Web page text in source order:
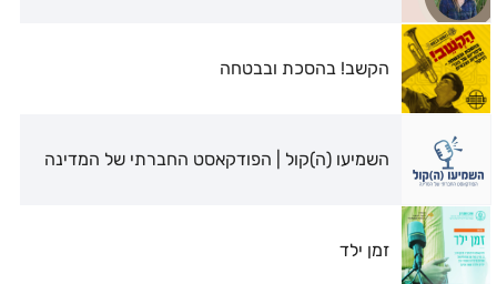
הקשב! בהסכת ובבטחה
השמיעו (ה)קול | הפודקאסט החברתי של המדינה
זמן ילד